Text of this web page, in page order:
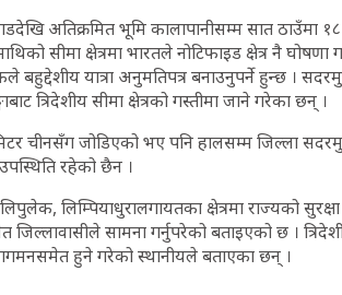
अतिक्रमित भूमि कालापानीसम्म सात ठाउँमा
सीमा क्षेत्रमा भारतले नोटिफाइड क्षेत्र नै घोषणा
बहुद्देशीय यात्रा अनुमतिपत्र बनाउनुपर्ने हुन्छ ।
त्रिदेशीय सीमा क्षेत्रको गस्तीमा जाने गरेका छन् ।
चीनसँग जोडिएको भए पनि हालसम्म जिल्ला
रहेको छैन ।
लिम्पियाधुरालगायतका क्षेत्रमा राज्यको सुरक्षा
सामना गर्नुपरेको बताइएको छ ।
हुने गरेको स्थानीयले बताएका छन् ।